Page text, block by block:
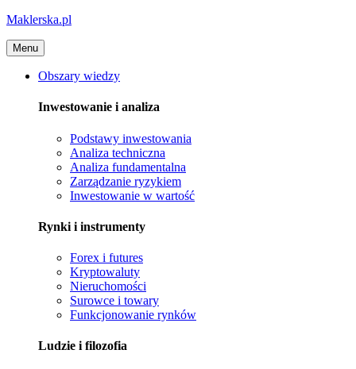
Maklerska.pl
Menu
Obszary wiedzy
Inwestowanie i analiza
Podstawy inwestowania
Analiza techniczna
Analiza fundamentalna
Zarządzanie ryzykiem
Inwestowanie w wartość
Rynki i instrumenty
Forex i futures
Kryptowaluty
Nieruchomości
Surowce i towary
Funkcjonowanie rynków
Ludzie i filozofia